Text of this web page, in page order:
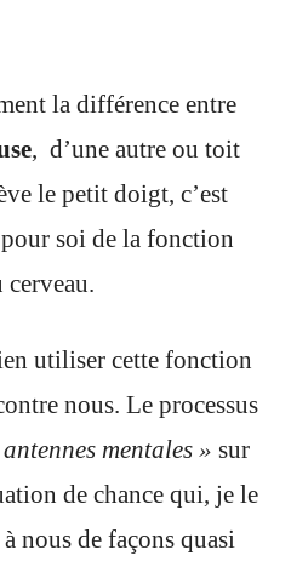
la différence entre
, d’une autre ou toit
le petit doigt, c’est
soi de la fonction
utiliser cette fonction
nous. Le processus
mentales » sur
de chance qui, je le
nous de façons quasi